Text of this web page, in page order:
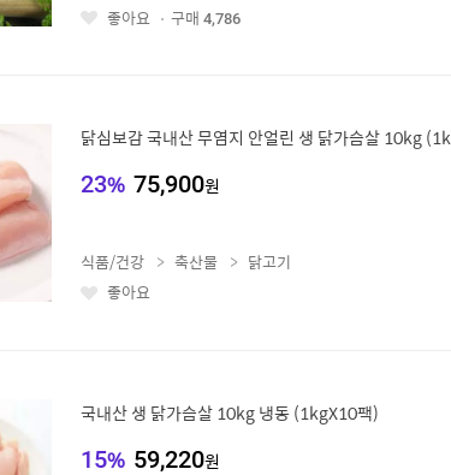
좋 좋아요
구매 4,786
닭심보감 국내산 무염지 안얼린 생 닭가슴살 10kg
23% 75,900원
좋
식품/건강 축산물
닭고기
좋아요
국내산 생 닭가슴살 10kg 냉동 (1kgX10팩)
15% 59,220원